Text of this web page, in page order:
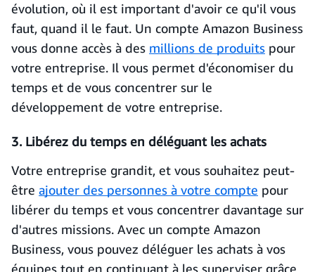
évolution, où il est important d'avoir ce qu'il vous
faut, quand il le faut. Un compte Amazon Business
vous donne accès à des millions de produits pour
votre entreprise. Il vous permet d'économiser du
temps et de vous concentrer sur le
développement de votre entreprise.
3. Libérez du temps en déléguant les achats
Votre entreprise grandit, et vous souhaitez peut-
être ajouter des personnes à votre compte pour
libérer du temps et vous concentrer davantage sur
d'autres missions. Avec un compte Amazon
Business, vous pouvez déléguer les achats à vos
équipes tout en continuant à les superviser grâce